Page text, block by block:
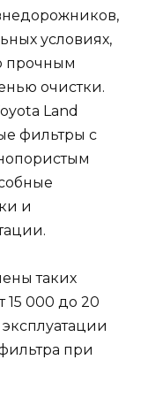
условиях,
прочным
очистки.
Land
фильтры с
и
таких
15 000 до 20
при